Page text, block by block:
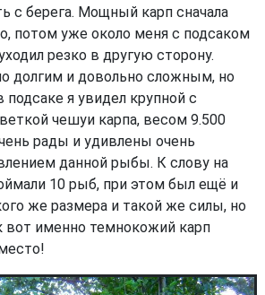
с берега. Мощный карп сначала
потом уже около меня с подсаком
резко в другую сторону.
долгим и довольно сложным, но
я увидел крупной с
чешуи карпа, весом 9.500
рады и удивлены очень
данной рыбы. К слову на
10 рыб, при этом был ещё и
же размера и такой же силы, но
вот именно темнокожий карп